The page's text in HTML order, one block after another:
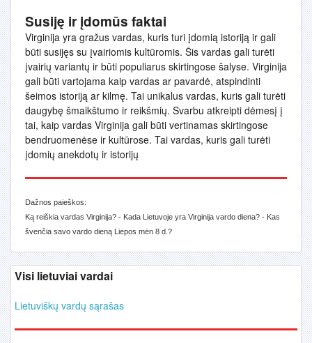
Susiję ir įdomūs faktai
Virginija yra gražus vardas, kuris turi įdomią istoriją ir gali
būti susijęs su įvairiomis kultūromis. Šis vardas gali turėti
įvairių variantų ir būti populiarus skirtingose šalyse. Virginija
gali būti vartojama kaip vardas ar pavardė, atspindinti
šeimos istoriją ar kilmę. Tai unikalus vardas, kuris gali turėti
daugybę šmaikštumo ir reikšmių. Svarbu atkreipti dėmesį į
tai, kaip vardas Virginija gali būti vertinamas skirtingose
bendruomenėse ir kultūrose. Tai vardas, kuris gali turėti
įdomių anekdotų ir istorijų
Dažnos paieškos:
Ką reiškia vardas Virginija? - Kada Lietuvoje yra Virginija vardo diena? - Kas
švenčia savo vardo dieną Liepos mėn 8 d.?
Visi lietuviai vardai
Lietuviškų vardų sąrašas